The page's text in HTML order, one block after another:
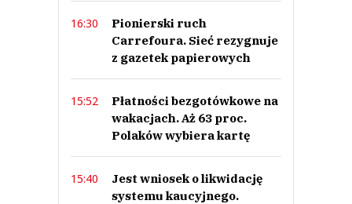
16:30
Pionierski ruch
Carrefoura. Sieć rezygnuje
z gazetek papierowych
15:52
Płatności bezgotówkowe na
wakacjach. Aż 63 proc.
Polaków wybiera kartę
15:40
Jest wniosek o likwidację
systemu kaucyjnego.